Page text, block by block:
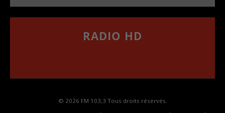
RADIO HD
© 2026 FM 103,3 Tous droits réservés.